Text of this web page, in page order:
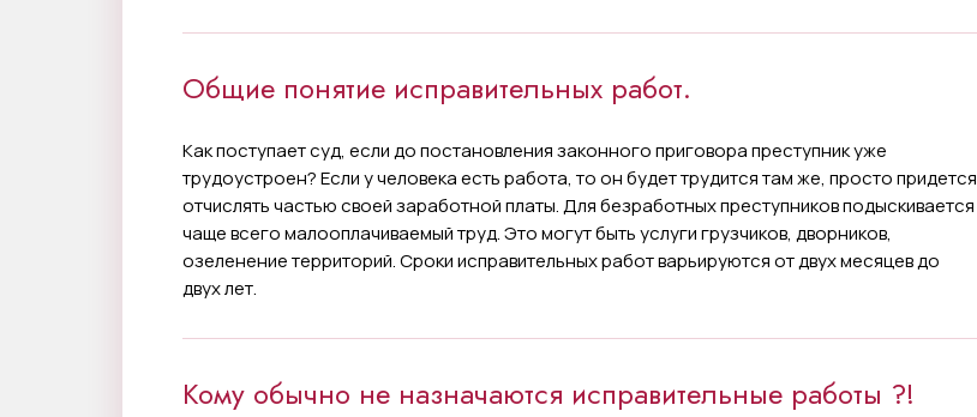
Общие понятие исправительных работ.
Как поступает суд, если до постановления законного приговора преступник уже
трудоустроен? Если у человека есть работа, то он будет трудится там же, просто придется
отчислять частью своей заработной платы. Для безработных преступников подыскивается
чаще всего малооплачиваемый труд. Это могут быть услуги грузчиков, дворников,
озеленение территорий. Сроки исправительных работ варьируются от двух месяцев до
двух лет.
Кому обычно не назначаются исправительные работы ?!